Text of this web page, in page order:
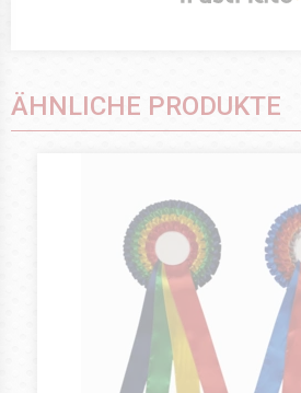
ÄHNLICHE PRODUKTE